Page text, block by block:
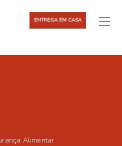
ENTREGA EM CASA
Alimentar